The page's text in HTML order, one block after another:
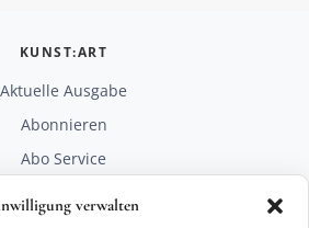
verwalten
KUNST:ART
Aktuelle Ausgabe
Abonnieren
Abo Service